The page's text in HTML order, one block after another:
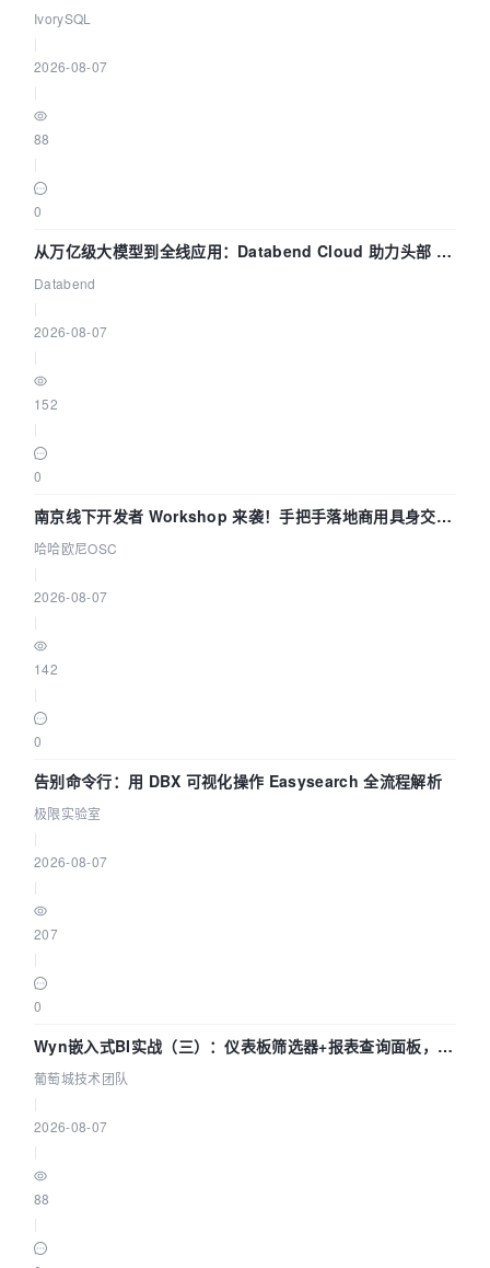
核——我们改得动吗？我们贡献了什么？
IvorySQL
2026-08-07
88
0
从万亿级大模型到全线应用：Databend Cloud 助力头部 AI
企业构建全链路 Trace 数据管道
Databend
2026-08-07
152
0
南京线下开发者 Workshop 来袭！手把手落地商用具身交互
智能 Agent 应用
哈哈欧尼OSC
2026-08-07
142
0
告别命令行：用 DBX 可视化操作 Easysearch 全流程解析
极限实验室
2026-08-07
207
0
Wyn嵌入式BI实战（三）：仪表板筛选器+报表查询面板，参
数联动全闭环
葡萄城技术团队
2026-08-07
88